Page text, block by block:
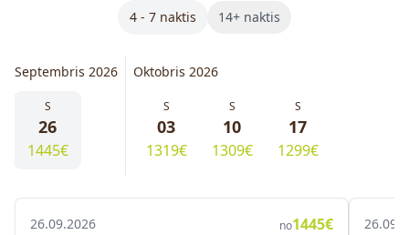
4 - 7 naktis 14+ naktis
Septembris 2026
S
26
1445€
Oktobris 2026
S
03
1319€
S
10
1309€
S
17
1299€
26.09.2026 no1445€